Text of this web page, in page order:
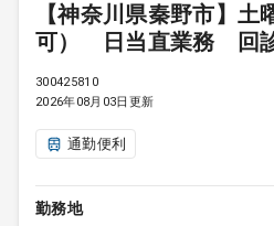
【神奈川県秦野市】土
可） 日当直業務 回
300425810
2026年08月03日更新
通勤便利
勤務地